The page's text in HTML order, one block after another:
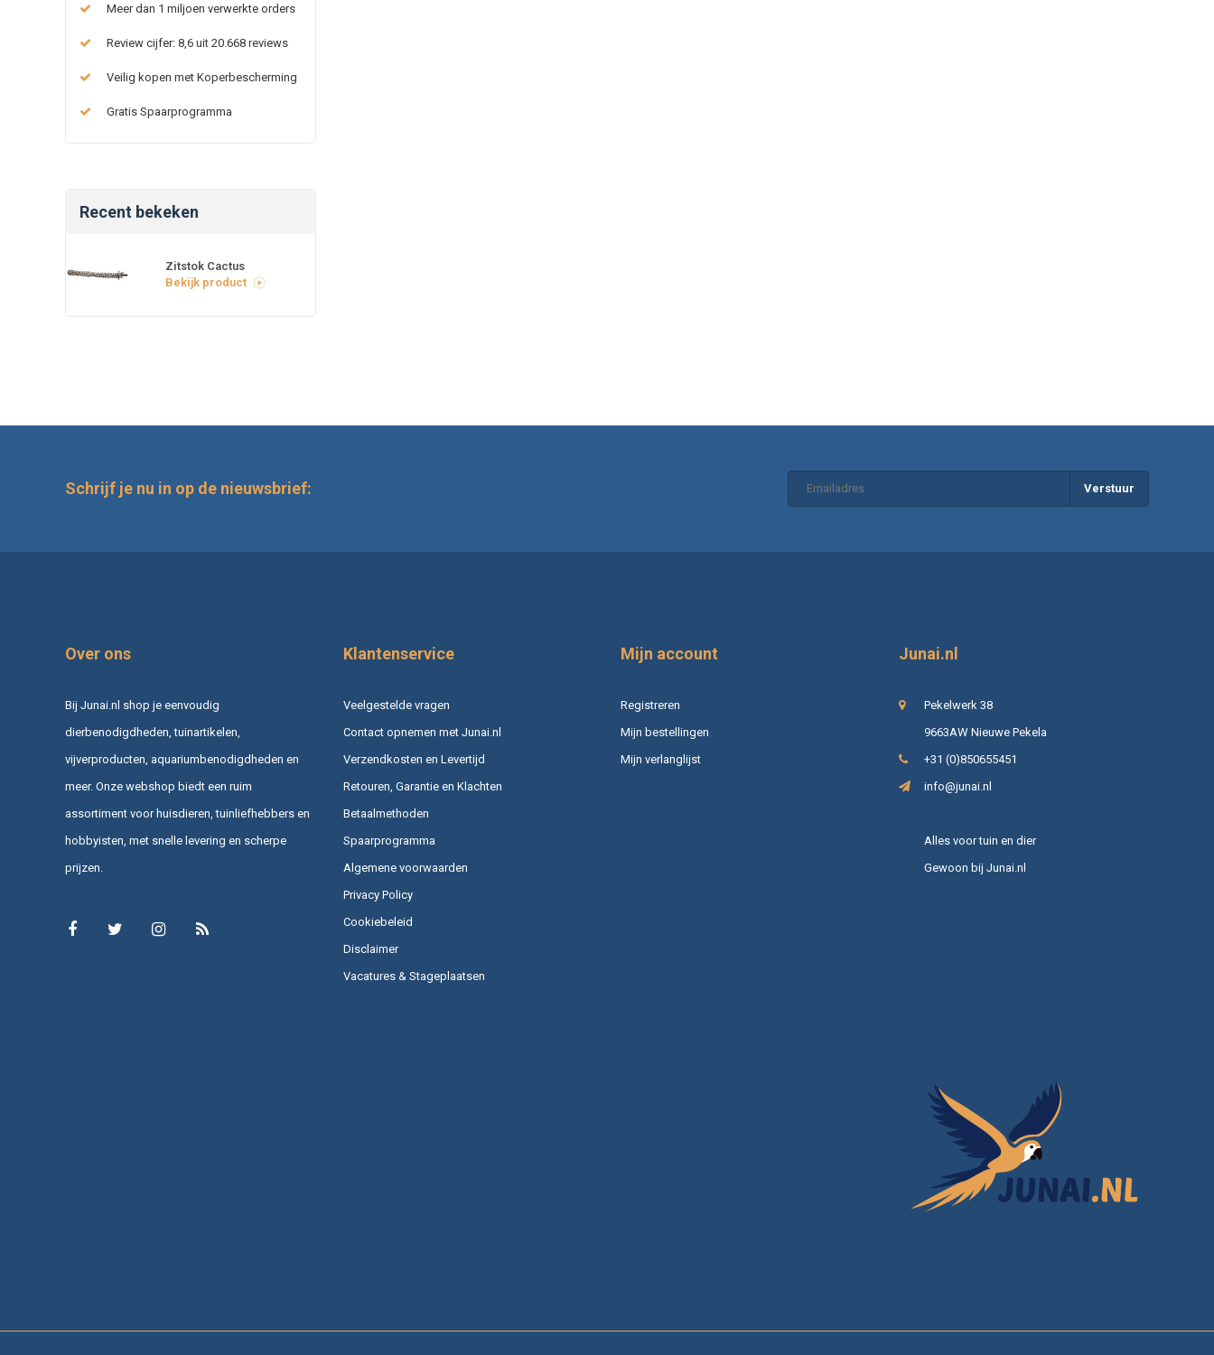
Meer dan 1 miljoen verwerkte orders
Review cijfer: 8,6 uit 20.668 reviews
Veilig kopen met Koperbescherming
Gratis Spaarprogramma
Recent bekeken
Zitstok Cactus
Bekijk product
Schrijf je nu in op de nieuwsbrief: Verstuur
Over ons
Bij Junai.nl shop je eenvoudig
dierbenodigdheden, tuinartikelen,
vijverproducten, aquariumbenodigdheden en
meer. Onze webshop biedt een ruim
assortiment voor huisdieren, tuinliefhebbers en
hobbyisten, met snelle levering en scherpe
prijzen.
Klantenservice
Veelgestelde vragen
Contact opnemen met Junai.nl
Verzendkosten en Levertijd
Retouren, Garantie en Klachten
Betaalmethoden
Spaarprogramma
Algemene voorwaarden
Privacy Policy
Cookiebeleid
Disclaimer
Vacatures & Stageplaatsen
Mijn account
Registreren
Mijn bestellingen
Mijn verlanglijst
Junai.nl
Pekelwerk 38
9663AW Nieuwe Pekela
+31 (0)850655451
info@junai.nl
Alles voor tuin en dier
Gewoon bij Junai.nl